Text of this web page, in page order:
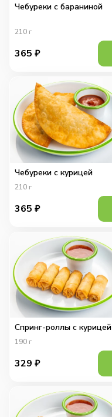
Чебуреки с бараниной
210 г
365 ₽
Чебуреки с курицей
210 г
365 ₽
Спринг-роллы с курицей
190 г
329 ₽